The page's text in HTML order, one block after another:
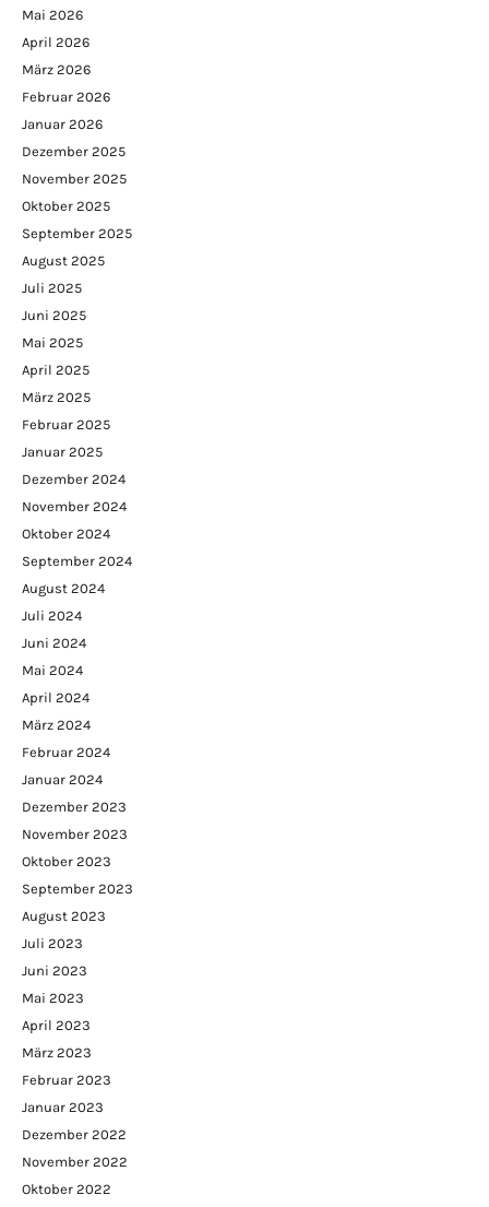
Mai 2026
April 2026
März 2026
Februar 2026
Januar 2026
Dezember 2025
November 2025
Oktober 2025
September 2025
August 2025
Juli 2025
Juni 2025
Mai 2025
April 2025
März 2025
Februar 2025
Januar 2025
Dezember 2024
November 2024
Oktober 2024
September 2024
August 2024
Juli 2024
Juni 2024
Mai 2024
April 2024
März 2024
Februar 2024
Januar 2024
Dezember 2023
November 2023
Oktober 2023
September 2023
August 2023
Juli 2023
Juni 2023
Mai 2023
April 2023
März 2023
Februar 2023
Januar 2023
Dezember 2022
November 2022
Oktober 2022